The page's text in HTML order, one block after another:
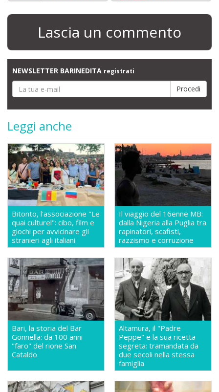
Lascia un commento
NEWSLETTER BARINEDITA registrati
Leggi anche
Bitonto, l'associazione "Le
quai culturel": cibo, film e
giochi per avvicinare gli
stranieri agli italiani
Il viaggio del 16enne MB:
dalla Nigeria alla Puglia tra
rapinatori, scafisti,
razzismo e corruzione
Bari, la storia del Bar
Gonnella: da 100 anni
"faro" del rione San
Cataldo
Altamura, il "Padre
Peppe" e la sua ricetta
segreta: tramandata da
due secoli nella stessa
famiglia